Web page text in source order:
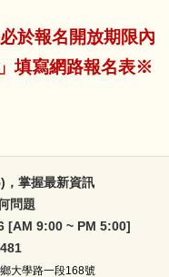
於報名開放期限內
填寫網路報名表※
，掌握最新資訊
問題
[AM 9:00 ~ PM 5:00]
大學路一段168號